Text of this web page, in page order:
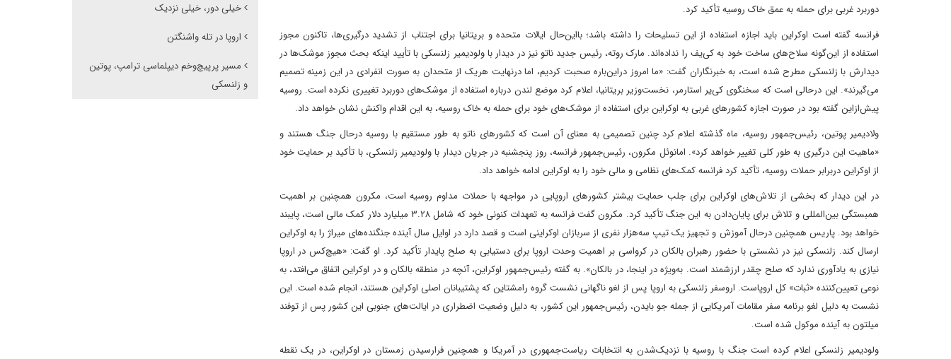
دوربرد غربی برای حمله به عمق خاک روسیه تأکید کرد.
فرانسه گفته است اوکراین باید اجازه استفاده از این تسلیحات را داشته باشد؛ با‌این‌حال ایالات متحده و بریتانیا برای اجتناب از تشدید درگیری‌ها، تاکنون مجوز
استفاده از این‌گونه سلاح‌های ساخت خود به کی‌یف را نداده‌اند. مارک روته، رئیس جدید ناتو‌ نیز در دیدار با ولودیمیر زلنسکی با تأیید اینکه بحث مجوز موشک‌ها در
دیدارش با زلنسکی مطرح شده است، به خبرنگاران گفت:‌ «ما امروز در‌این‌باره صحبت کردیم، اما در‌نهایت هر‌یک از متحدان به صورت انفرادی در این زمینه تصمیم‌
می‌گیرند». این در‌حالی است که سخنگوی کی‌یر استارمر، نخست‌وزیر بریتانیا، اعلام کرد‌ موضع لندن درباره استفاده از موشک‌های دوربرد تغییری نکرده است. روسیه
پیش‌از‌این گفته بود‌ در صورت اجازه کشورهای غربی به اوکراین برای استفاده از موشک‌های خود برای حمله به خاک روسیه، به این اقدام واکنش نشان خواهد داد.
ولادیمیر پوتین، رئیس‌جمهور‌ روسیه، ماه گذشته اعلام کرد‌ چنین تصمیمی به معنای آن است که کشورهای ناتو به‌ طور مستقیم با روسیه در‌حال جنگ هستند و
«ماهیت این درگیری به‌ طور کلی تغییر خواهد کرد». امانوئل مکرون، رئیس‌جمهور‌ فرانسه، روز پنجشنبه در جریان دیدار با ولودیمیر زلنسکی، با تأکید بر حمایت خود
از اوکراین در‌برابر حملات روسیه، تأکید کرد‌ فرانسه کمک‌های نظامی و مالی خود را به اوکراین ادامه خواهد داد.
در این دیدار که بخشی از تلاش‌های اوکراین برای جلب حمایت بیشتر کشورهای اروپایی در مواجهه با حملات مداوم روسیه است، مکرون همچنین بر اهمیت
همبستگی بین‌المللی و تلاش برای پایان‌دادن به این جنگ تأکید کرد. مکرون گفت فرانسه به تعهدات کنونی خود که شامل ۳.۲۸ میلیارد دلار کمک مالی است، پایبند
خواهد بود. پاریس همچنین در‌حال آموزش و تجهیز یک تیپ سه‌هزار نفری از سربازان اوکراینی است و قصد دارد در اوایل سال آینده جنگنده‌های میراژ را به اوکراین
ارسال کند. زلنسکی نیز در نشستی با حضور رهبران بالکان در کرواسی بر اهمیت وحدت اروپا برای دستیابی به صلح پایدار تأکید کرد. او گفت: «هیچ‌کس در اروپا
نیازی به یادآوری ندارد که صلح چقدر ارزشمند است. به‌ویژه در اینجا، در بالکان». به گفته رئیس‌جمهور اوکراین، آنچه در منطقه بالکان و در اوکراین اتفاق می‌افتد، به
نوعی تعیین‌کننده «ثبات» کل اروپا‌ست. اروسفر زلنسکی به اروپا پس از لغو ناگهانی نشست گروه رامشتاین‌ که پشتیبانان اصلی اوکراین هستند، انجام شده است. این
نشست به دلیل لغو برنامه‌ سفر مقامات آمریکایی از‌ جمله جو بایدن، رئیس‌جمهور‌ این کشور، به دلیل وضعیت اضطراری در ایالت‌های جنوبی این کشور پس از توفند
میلتون به آینده موکول شده است.
ولودیمیر زلنسکی اعلام کرده است‌ جنگ با روسیه با نزدیک‌شدن به انتخابات ریاست‌جمهوری در آمریکا و همچنین فرا‌رسیدن زمستان در اوکراین، در یک نقطه
خیلی دور، خیلی نزدیک
اروپا در تله واشنگتن
مسیر پرپیچ‌وخم دیپلماسی ترامپ، پوتین
و زلنسکی